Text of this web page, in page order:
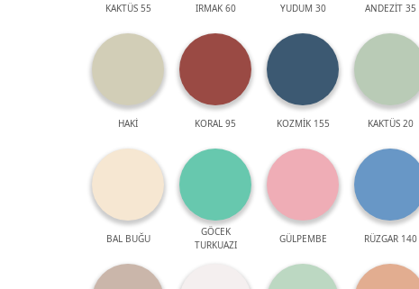
KAKTÜS 55 IRMAK 60 YUDUM 30 ANDEZİT 35
HAKİ KORAL 95 KOZMİK 155 KAKTÜS 20
BAL BUĞU
GÖCEK
TURKUAZI
GÜLPEMBE RÜZGAR 140